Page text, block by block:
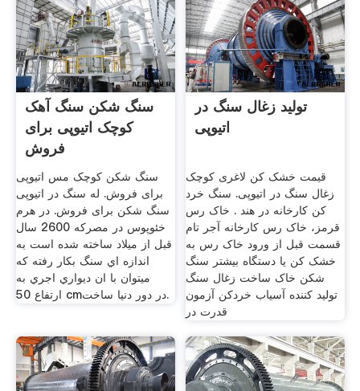
سنگ شکن سنگ آهک
کوچک اتیوپی برای
فروش
سنگ شکن کوچک مس اتیوپی
برای فروش. له سنگ در اتیوپی
سنگ شکن برای فروش. در هرم
خئوپوس در مصركه 2600 سال
قبل از ميلاد ساخته شده است به
اندازه اي سنگ بكار رفته كه
ميتوان با ان ديواري اجري به
ارتفاع 50 cmدر دور دنيا ساخت.
تولید زغال سنگ در
اتیوپی
قیمت خشک کن لاغری کوچک
زغال سنگ در اتیوپی. سنگ خرد
کن کارخانه در هند . خاک رس
قرمز، خاک رس کارخانه آجر تام
قسمت قبل از ورود خاک رس به
خشک کن یا دستگاه بیشتر سنگ
شکن خاک ساخت زغال سنگ
تولید کننده آسیاب خردکن آزمون
قدرت در